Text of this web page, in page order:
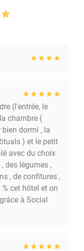
(l'entrée, le
chambre (
dormi , la
) et le petit
avec du choix
des légumes ,
, de confitures ,
cet hôtel et on
à Social